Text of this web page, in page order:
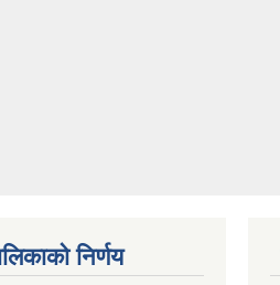
निर्णय